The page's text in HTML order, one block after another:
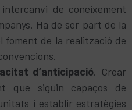
de coneixement
Ha de ser part de la
foment de la realització de
d’anticipació. Crear
que siguin capaços de
i establir estratègies